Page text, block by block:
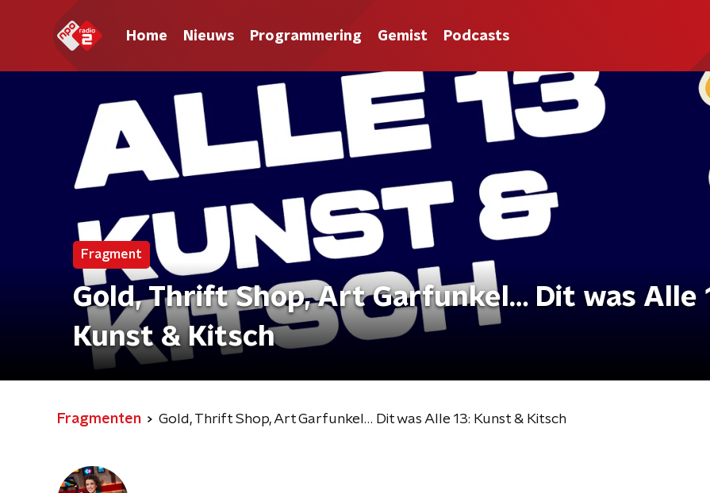
Home Nieuws Programmering Gemist Podcasts
Fragment
Gold, Thrift Shop, Art Garfunkel… Dit was Alle
Kunst & Kitsch
Fragmenten Gold, Thrift Shop, Art Garfunkel… Dit was Alle 13: Kunst & Kitsch